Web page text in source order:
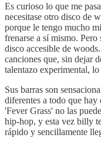
Es curioso lo que me
necesitase otro disco de
porque le tengo mucho
frenarse a sí mismo. Pero
disco accesible de
canciones que, sin dejar
talentazo experimental,
Sus barras son
diferentes a todo que
'Fever Grass' no las
hip-hop, y esta vez billy
rápido y sencillamente